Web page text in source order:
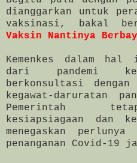
dianggarkan untuk
vaksinasi, bakal
Vaksin Nantinya
Kemenkes dalam
dari pandemi
berkonsultasi
kegawat-daruratan
Pemerintah
kesiapsiagaan dan
menegaskan
penanganan Covid-19